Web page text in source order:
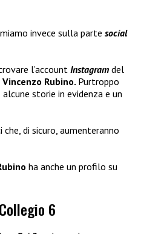
invece sulla parte social
l’account Instagram del
Vincenzo Rubino. Purtroppo
storie in evidenza e un
che, di sicuro, aumenteranno
ha anche un profilo su
6